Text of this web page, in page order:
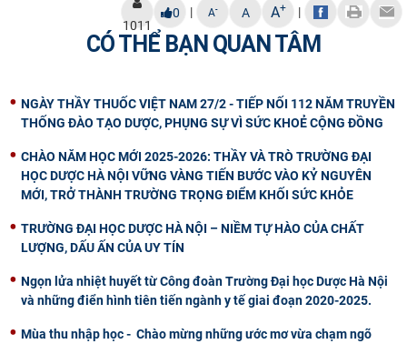
1011
0 | A- A A+ |
CÓ THỂ BẠN QUAN TÂM
NGÀY THẦY THUỐC VIỆT NAM 27/2 - TIẾP NỐI 112 NĂM TRUYỀN
THỐNG ĐÀO TẠO DƯỢC, PHỤNG SỰ VÌ SỨC KHOẺ CỘNG ĐỒNG
CHÀO NĂM HỌC MỚI 2025-2026: THẦY VÀ TRÒ TRƯỜNG ĐẠI
HỌC DƯỢC HÀ NỘI VỮNG VÀNG TIẾN BƯỚC VÀO KỶ NGUYÊN
MỚI, TRỞ THÀNH TRƯỜNG TRỌNG ĐIỂM KHỐI SỨC KHỎE
TRƯỜNG ĐẠI HỌC DƯỢC HÀ NỘI – NIỀM TỰ HÀO CỦA CHẤT
LƯỢNG, DẤU ẤN CỦA UY TÍN
Ngọn lửa nhiệt huyết từ Công đoàn Trường Đại học Dược Hà Nội
và những điển hình tiên tiến ngành y tế giai đoạn 2020-2025.
Mùa thu nhập học - Chào mừng những ước mơ vừa chạm ngõ